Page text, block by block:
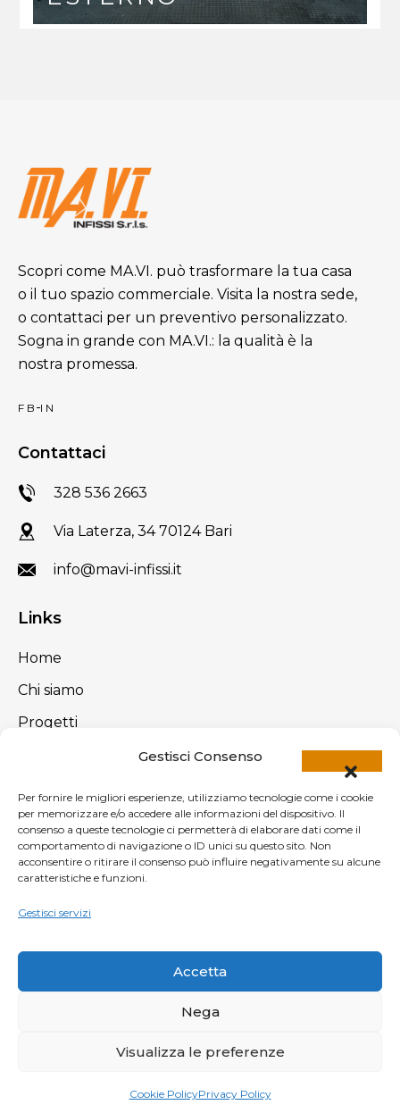
Gestisci Consenso
Per fornire le migliori esperienze, utilizziamo tecnologie come i cookie
per memorizzare e/o accedere alle informazioni del dispositivo. Il
consenso a queste tecnologie ci permetterà di elaborare dati come il
comportamento di navigazione o ID unici su questo sito. Non
acconsentire o ritirare il consenso può influire negativamente su alcune
caratteristiche e funzioni.
Gestisci servizi
Accetta
Nega
Visualizza le preferenze
Cookie PolicyPrivacy Policy
Scopri come MA.VI. può trasformare la tua casa
o il tuo spazio commerciale. Visita la nostra sede,
o contattaci per un preventivo personalizzato.
Sogna in grande con MA.VI.: la qualità è la
nostra promessa.
FB IN
Contattaci
328 536 2663
Via Laterza, 34 70124 Bari
info@mavi-infissi.it
Links
Home
Chi siamo
Progetti
Newsletter
Iscriviti alla nostra newsletter
By providing your email address, you agree to our
MA.VI. Infissi SRLS — realizzato da